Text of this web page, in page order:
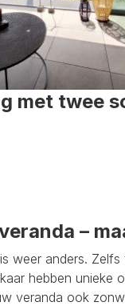
met twee
–
weer anders. Zelfs
hebben unieke
veranda ook